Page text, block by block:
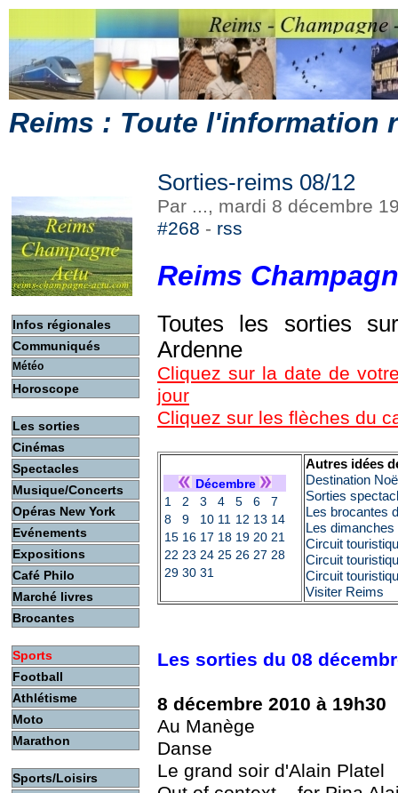
Reims : Toute l'information
Infos régionales
Communiqués
Météo
Horoscope
Les sorties
Cinémas
Spectacles
Musique/Concerts
Opéras New York
Evénements
Expositions
Café Philo
Marché livres
Brocantes
Sports
Football
Athlétisme
Moto
Marathon
Sports/Loisirs
Sorties-reims 08/12
Par ..., mardi 8 décembre
#268 - rss
Reims
Toutes les sorties
Ardenne
Cliquez sur la date de
jour
Cliquez sur les flèches du
Décembre
1
2 3 4 5 6
7
8
9 10 11 12 13 14
15 16 17 18 19 20 21
22 23 24 25 26 27 28
29 30 31
Autres idées
Destination
Sorties
Les brocantes
Les dimanches
Circuit
Circuit
Circuit
Visiter Reims
Les sorties du 08
8 décembre 2010 à 19h30
Au Manège
Danse
Le grand soir d'Alain Platel